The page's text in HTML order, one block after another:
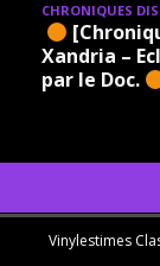
CHRONIQUES
Xandria –
par le Doc.
Vinylestimes